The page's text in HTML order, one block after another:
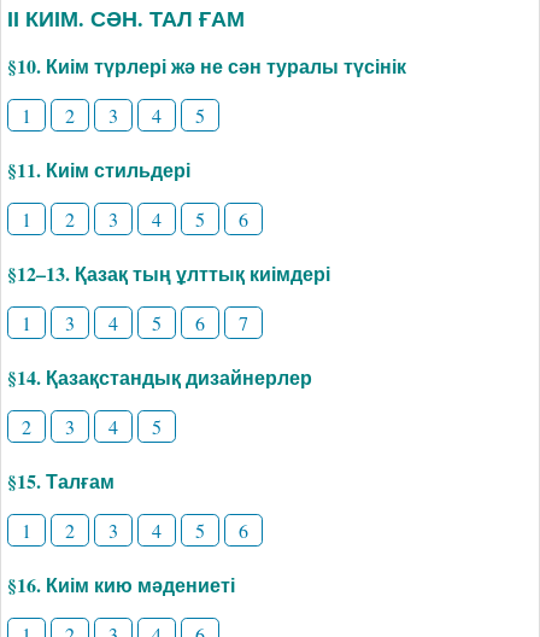
ІІ КИІМ. СӘН. ТАЛ ҒАМ
§10. Киім түрлері жә не сән туралы түсінік
1 2 3 4 5
§11. Киім стильдері
1 2 3 4 5 6
§12–13. Қазақ тың ұлттық киімдері
1 3 4 5 6 7
§14. Қазақстандық дизайнерлер
2 3 4 5
§15. Талғам
1 2 3 4 5 6
§16. Киім кию мәдениеті